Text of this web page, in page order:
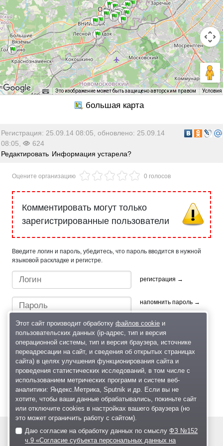
Это изображение может быть защищено авторским правом Условия
Регистрация: 25.09.14 08:05, обновлено: 25.09.14
08:05,
624
Редактировать Информация устарела?
Оцените организацию 0 голосов
Комментировать могут только
зарегистрированные пользователи
Введите логин и пароль, убедитесь, что пароль вводится в нужной
языковой раскладке и регистре.
регистрация →
напомнить пароль →
Быстрый вход/регистрация, используя профиль в:
© 2004—2026
Этот сайт производит обработку файлов cookieи
пользовательских данных (ip-адрес, тип и версия
операционной системы, тип и версия браузера, источнике
переадресации на сайт, и сведения об открытых страницах
сайта) в целях улучшения функционирования сайта и
проведения статистических исследований, в том числе с
использованием метрических программ и систем веб-
аналитики: Яндекс.Метрика, Sputnik и др. Если вы не
хотите, чтобы ваши данные обрабатывались, покиньте сайт
или отключите cookies в настройках вашего браузера (но
это может ограничить работу с сайтом).
Даю согласие на обработку данных по смыслуФЗ №152
ч.9 «Согласие субъекта персональных данных на